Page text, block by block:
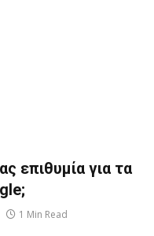
επιθυμία για τα
1 Min Read